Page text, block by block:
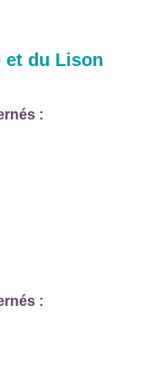
et du Lison
:
: